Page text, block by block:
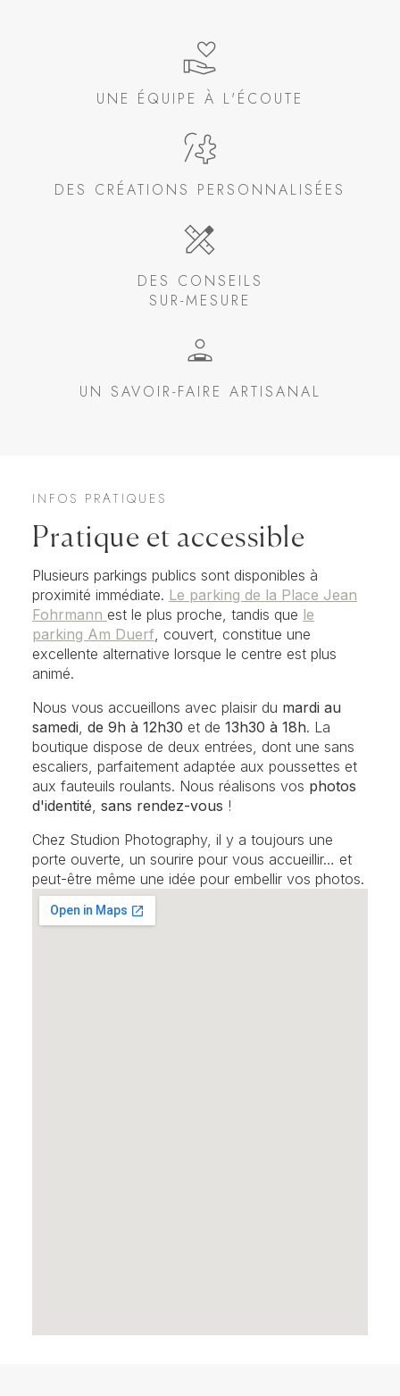
UNE ÉQUIPE À L'ÉCOUTE
DES CRÉATIONS PERSONNALISÉES
DES CONSEILS
SUR-MESURE
UN SAVOIR-FAIRE ARTISANAL
INFOS PRATIQUES
Pratique et accessible
Plusieurs parkings publics sont disponibles à
proximité immédiate. Le parking de la Place Jean
Fohrmann est le plus proche, tandis que le
parking Am Duerf, couvert, constitue une
excellente alternative lorsque le centre est plus
animé.
Nous vous accueillons avec plaisir du mardi au
samedi, de 9h à 12h30 et de 13h30 à 18h. La
boutique dispose de deux entrées, dont une sans
escaliers, parfaitement adaptée aux poussettes et
aux fauteuils roulants. Nous réalisons vos photos
d'identité, sans rendez-vous !
Chez Studion Photography, il y a toujours une
porte ouverte, un sourire pour vous accueillir… et
peut-être même une idée pour embellir vos photos.